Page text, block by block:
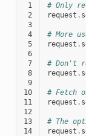
1
# Only
2
request .
3
4
# More
5
request .
6
7
# Don't
8
request .
9
10
# Fetch
11
request .
12
13
# The
14
request .